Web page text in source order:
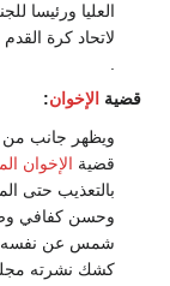
العليا ورئيسا
لاتحاد كرة
قضية الإخوان:
ويظهر جانب
قضية الإخوان
بالتعذيب حتى
وحسن كفافي
شمس عن نفسه
كشك نشرته مجلة